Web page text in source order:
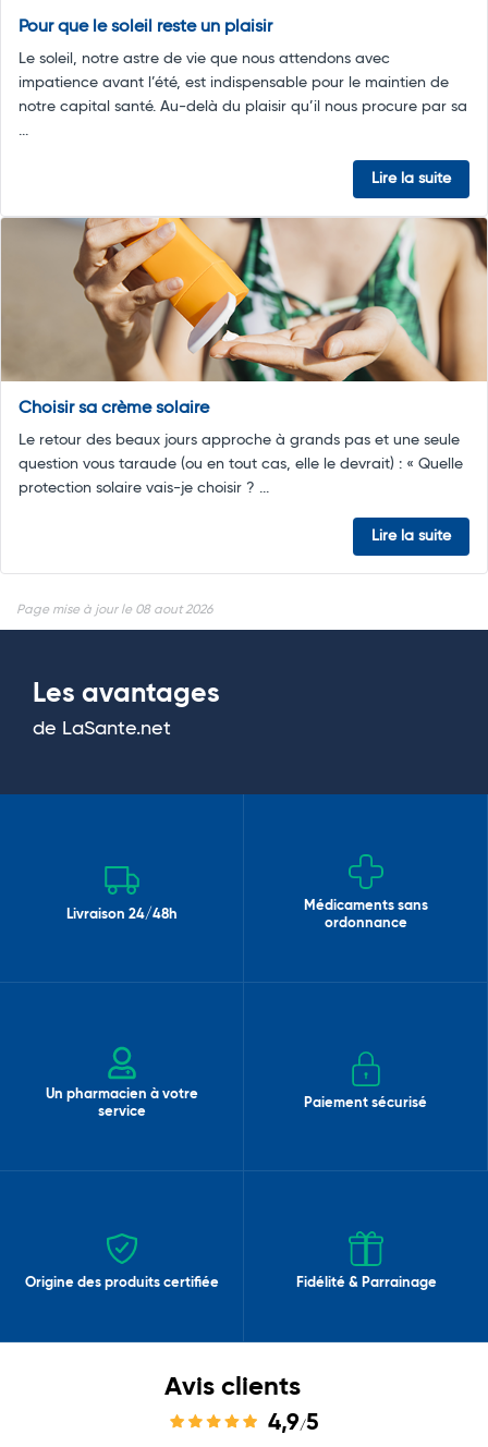
Pour que le soleil reste un plaisir
Le soleil, notre astre de vie que nous attendons avec
impatience avant l’été, est indispensable pour le maintien de
notre capital santé. Au-delà du plaisir qu’il nous procure par sa
...
Lire la suite
Choisir sa crème solaire
Le retour des beaux jours approche à grands pas et une seule
question vous taraude (ou en tout cas, elle le devrait) : « Quelle
protection solaire vais-je choisir ? ...
Lire la suite
Page mise à jour le 08 aout 2026
Les avantages
de LaSante.net
Livraison 24/48h
Médicaments sans
ordonnance
Un pharmacien à votre
service
Paiement sécurisé
Origine des produits certifiée Fidélité & Parrainage
Avis clients
4,9/5